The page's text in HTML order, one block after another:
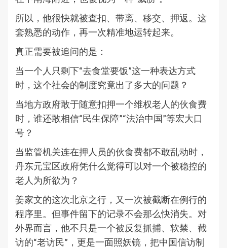
所以，他很快就被查扣、带离、移交、押返。这
套熟悉的动作，再一次精准地运转起来。
真正需要被追问的是：
当一个人只剩下“去食堂要饭”这一种表达方式
时，这个社会的制度究竟出了多大的问题？
当地方政府敢于随意扣押一个维权老人的伙食费
时，谁还敢相信“民生保障”“法治中国”等宏大口
号？
当监管机关连在押人员的伙食费都不敢乱动时，
丹东元宝区政府凭什么觉得可以对一个被稳控的
老人为所欲为？
姜家文的这次北京之行，又一次被截断在例行的
程序里。但事件留下的记录不会那么快消失。对
外界而言，他不只是一个被反复抓捕、软禁、截
访的“老访民”，更是一面照妖镜，把中国信访制